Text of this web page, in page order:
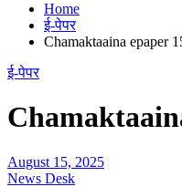
Home
ई-पेपर
Chamaktaaina epaper
ई-पेपर
August 15, 2025
News Desk